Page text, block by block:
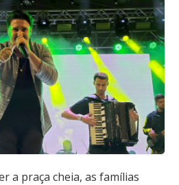
a praça cheia, as famílias